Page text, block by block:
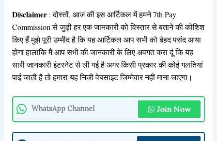
Disclaimer: दोस्तों, आज की इस आर्टिकल में हमने 7th Pay
Commission से जुड़ी हर एक जानकारी को विस्तार से बताने की कोशिश
किए हैं मुझे पूरी उम्मीद है कि यह आर्टिकल आप सभी को बेहद पसंद आया
होगा हालांकि मैं आप सभी की जानकारी के लिए अवगत करा दूं कि यह
सारी जानकारी इंटरनेट से ली गई है अगर किसी प्रकार की कोई गलतियां
पाई जाती है तो हमारा यह निजी वेबसाइट जिम्मेवार नहीं माना जाएगा।
WhatsApp Channel Join Now